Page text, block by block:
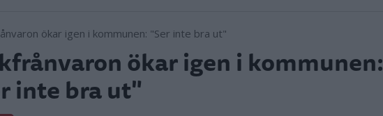
ökar igen i kommunen:
inte bra ut"